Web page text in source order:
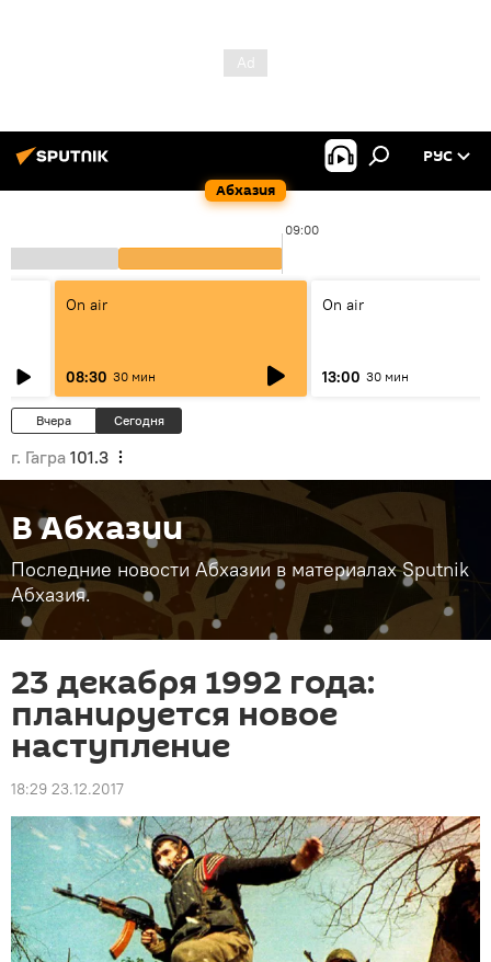
Абхазия
РУС
09:00
On air
08:30 30 мин
On air
13:00 30 мин
Вчера Сегодня
г. Гагра 101.3
В Абхазии
Последние новости Абхазии в материалах Sputnik
Абхазия.
23 декабря 1992 года:
планируется новое
наступление
18:29 23.12.2017